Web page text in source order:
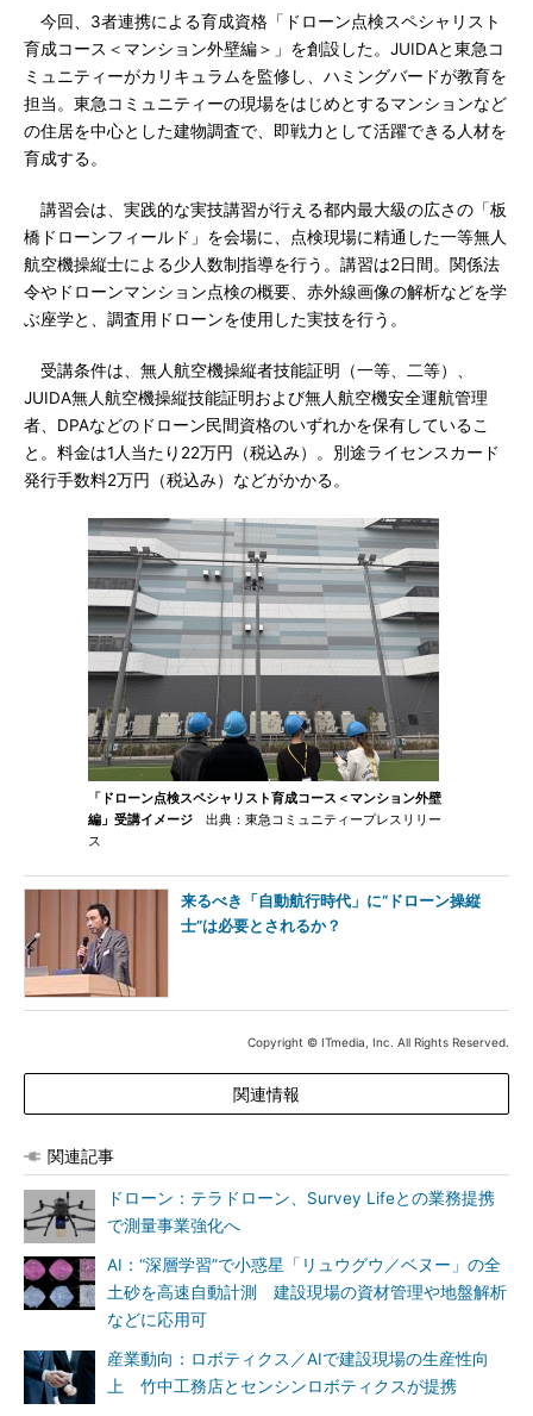
今回、3者連携による育成資格「ドローン点検スペシャリスト
育成コース＜マンション外壁編＞」を創設した。JUIDAと東急コ
ミュニティーがカリキュラムを監修し、ハミングバードが教育を
担当。東急コミュニティーの現場をはじめとするマンションなど
の住居を中心とした建物調査で、即戦力として活躍できる人材を
育成する。
講習会は、実践的な実技講習が行える都内最大級の広さの「板
橋ドローンフィールド」を会場に、点検現場に精通した一等無人
航空機操縦士による少人数制指導を行う。講習は2日間。関係法
令やドローンマンション点検の概要、赤外線画像の解析などを学
ぶ座学と、調査用ドローンを使用した実技を行う。
受講条件は、無人航空機操縦者技能証明（一等、二等）、
JUIDA無人航空機操縦技能証明および無人航空機安全運航管理
者、DPAなどのドローン民間資格のいずれかを保有しているこ
と。料金は1人当たり22万円（税込み）。別途ライセンスカード
発行手数料2万円（税込み）などがかかる。
「ドローン点検スペシャリスト育成コース＜マンション外壁
編」受講イメージ 出典：東急コミュニティープレスリリー
ス
来るべき「自動航行時代」に“ドローン操縦
士”は必要とされるか？
Copyright © ITmedia, Inc. All Rights Reserved.
関連情報
関連記事
ドローン：テラドローン、Survey Lifeとの業務提携
で測量事業強化へ
AI：“深層学習”で小惑星「リュウグウ／ベヌー」の全
土砂を高速自動計測 建設現場の資材管理や地盤解析
などに応用可
産業動向：ロボティクス／AIで建設現場の生産性向
上 竹中工務店とセンシンロボティクスが提携